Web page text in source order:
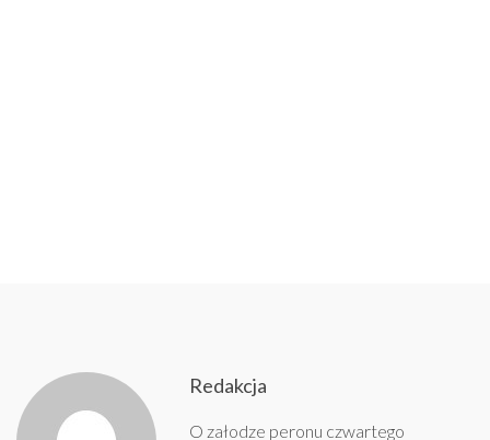
Redakcja
O załodze peronu czwartego